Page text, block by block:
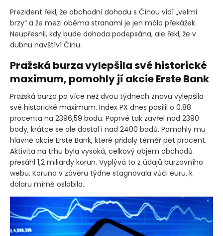
Prezident řekl, že obchodní dohodu s Čínou vidí „velmi
brzy“ a že mezi oběma stranami je jen málo překážek.
Neupřesnil, kdy bude dohoda podepsána, ale řekl, že v
dubnu navštíví Čínu.
Pražská burza vylepšila své historické
maximum, pomohly jí akcie Erste Bank
Pražská burza po více než dvou týdnech znovu vylepšila
své historické maximum. Index PX dnes posílil o 0,88
procenta na 2396,59 bodu. Poprvé tak zavřel nad 2390
body, krátce se ale dostal i nad 2400 bodů. Pomohly mu
hlavně akcie Erste Bank, které přidaly téměř pět procent.
Aktivita na trhu byla vysoká, celkový objem obchodů
přesáhl 1,2 miliardy korun. Vyplývá to z údajů burzovního
webu. Koruna v závěru týdne stagnovala vůči euru, k
dolaru mírně oslabila..